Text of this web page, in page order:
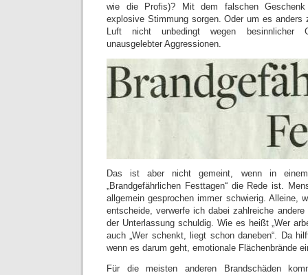
wie die Profis)? Mit dem falschen
explosive Stimmung sorgen. Oder um es anders
Luft nicht unbedingt wegen besinnlicher
unausgelebter Aggressionen.
Das ist aber nicht gemeint, wenn in
„Brandgefährlichen Festtagen“ die Rede ist.
allgemein gesprochen immer schwierig. Alleine,
entscheide, verwerfe ich dabei zahlreiche
der Unterlassung schuldig. Wie es heißt „Wer
auch „Wer schenkt, liegt schon daneben“. Da
wenn es darum geht, emotionale Flächenbrände
Für die meisten anderen Brandschäden